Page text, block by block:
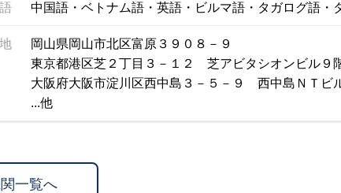
中国語・ベトナム語・英語・ビルマ語・タガログ語・
岡山県岡山市北区富原３９０８－９
東京都港区芝２丁目３－１２ 芝アビタシオンビル９
大阪府大阪市淀川区西中島３－５－９ 西中島ＮＴビ
...他
一覧へ